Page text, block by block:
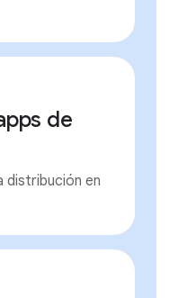
de
distribución en